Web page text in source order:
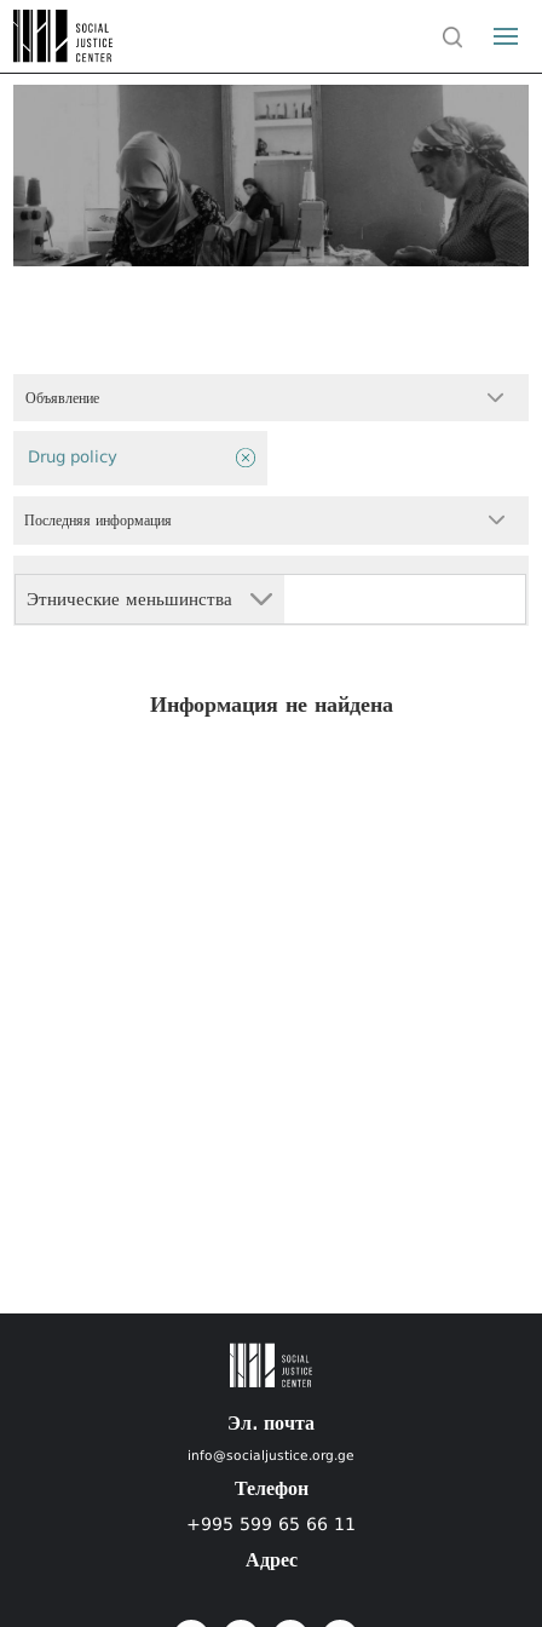
Объявление
Этнические меньшинства
Drug policy
Последняя информация
Информация не найдена
Эл. почта
info@socialjustice.org.ge
Телефон
+995 599 65 66 11
Адрес